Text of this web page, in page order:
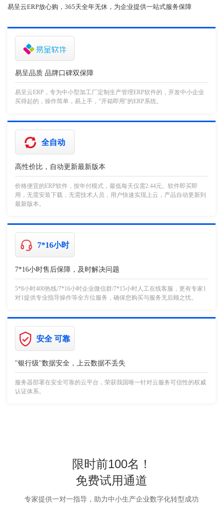
易呈云ERP放心购，365天全年无休，为企业提供一站式服务保障
易呈品质 品牌口碑双保障
易呈云ERP，专为中小型加工厂定制生产管理ERP软件的，开发中小企业
买得起的，操作简单，易上手，"开箱即用"的ERP系统。
全自动
高性价比，自动更新最新版本
价格便宜的ERP软件，按年付模式，最低每天仅需2.44元。软件即买即
用，无需安装下载，无需技术人员，用户快速实现上云，产品自动更新到
最新版本。
7*16小时
7*16小时售后保障，及时解决问题
5*8小时400热线/7*16小时企业微信群/7*15小时人工在线客服，更有专家1
对1提供专业指导操作等全方位服务，确保您购买与服务无后顾之忧。
安全 可靠
"银行级"数据安全，上云数据不丢失
服务器部署在安全可靠的云平台，荣获我国唯一针对云服务可信性的权威
认证体系。
限时前100名！
免费试用通道
专家提供一对一指导，助力中小生产企业数字化转型成功